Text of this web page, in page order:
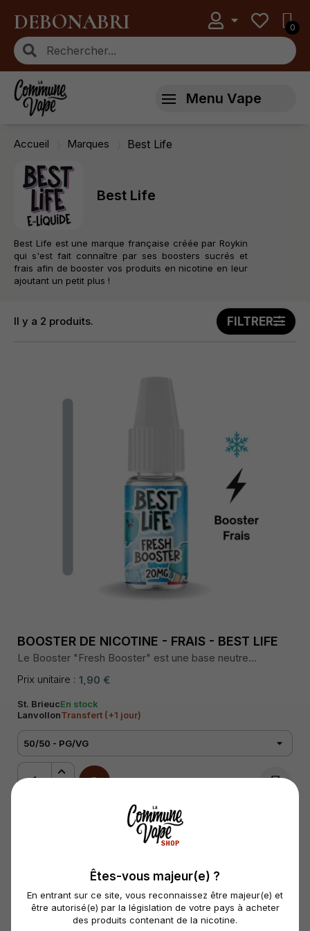
Êtes-vous majeur(e) ?
En entrant sur ce site, vous reconnaissez être majeur(e) et
être autorisé(e) par la législation de votre pays à acheter
des produits contenant de la nicotine.
DEBONABRI
Menu Vape
Accueil Marques Best Life
Best Life
Best Life est une marque française créée par Roykin
qui s'est fait connaître par ses boosters sucrés et
frais afin de booster vos produits en nicotine en leur
ajoutant un petit plus !
Il y a 2 produits. FILTRER
BOOSTER DE NICOTINE - FRAIS - BEST LIFE
Le Booster "Fresh Booster" est une base neutre
avec un effet fraîcheur.
Prix unitaire : 1,90 €
St. BrieucEn stock
LanvollonTransfert (+1 jour)